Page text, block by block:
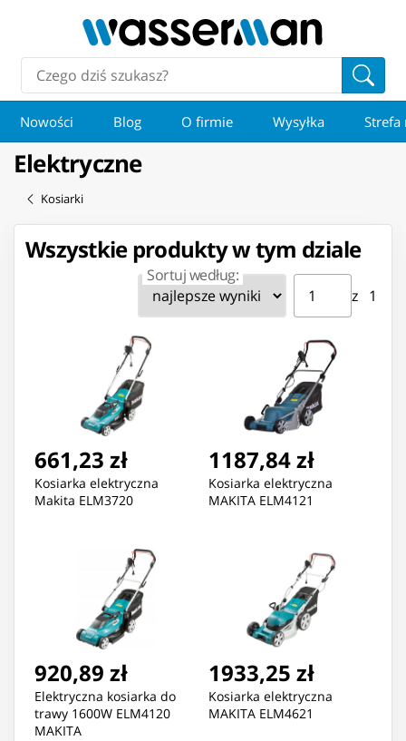
Nowości Blog O firmie Wysyłka Strefa
Elektryczne
Kosiarki
Wszystkie produkty w tym dziale
Sortuj według: Strona ⁨1⁩ z ⁨1⁩
z ⁨1⁩
Przejdź do strony
661,23 zł
Kosiarka elektryczna
Makita ELM3720
1187,84 zł
Kosiarka elektryczna
MAKITA ELM4121
920,89 zł
Elektryczna kosiarka do
trawy 1600W ELM4120
MAKITA
1933,25 zł
Kosiarka elektryczna
MAKITA ELM4621